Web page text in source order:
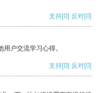
支持[0] 反对[0]
户交流学习心得。
支持[0] 反对[0]